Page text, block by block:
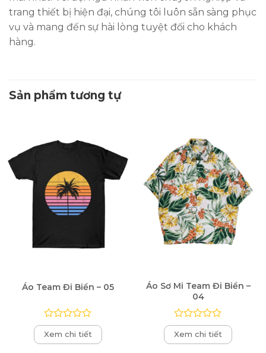
trang thiết bị hiện đại, chúng tôi luôn sẵn sàng phục
vụ và mang đến sự hài lòng tuyệt đối cho khách
hàng.
Sản phẩm tương tự
Áo Team Đi Biển – 05
Được
xếp
hạng
Xem chi tiết
Áo Sơ Mi Team Đi Biển –
04
Được
xếp
hạng
Xem chi tiết